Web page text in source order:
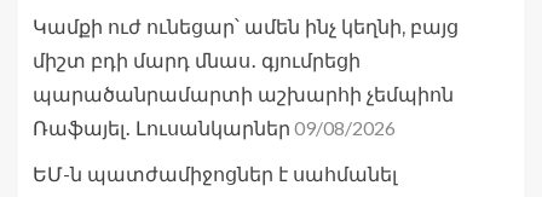
Կամքի ուժ ունեցար՝ ամեն ինչ կեղնի, բայց
միշտ բդի մարդ մնաս․ գյումրեցի
պարածանրամարտի աշխարհի չեմպիոն
Ռաֆայել․ Լուսանկարներ 09/08/2026
ԵՄ-ն պատժամիջոցներ է սահմանել